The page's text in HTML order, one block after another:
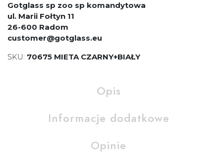
Gotglass sp zoo sp komandytowa
ul. Marii Fołtyn 11
26-600 Radom
customer@gotglass.eu
SKU: 70675 MIETA CZARNY+BIAŁY
Opis
Informacje dodatkowe
Opinie